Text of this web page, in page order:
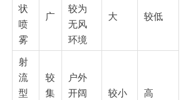
状
喷
雾
广
较为
无风
环境
大 较低
射
流
型
较
集
户外
开阔
较小 高